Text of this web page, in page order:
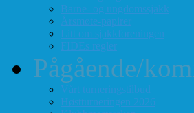
Barne- og ungdomssjakk
Årsmøte-papirer
Litt om sjakkforeningen
FIDEs regler
Pågående/
Vårt turneringstilbud
Høstturneringen 2026